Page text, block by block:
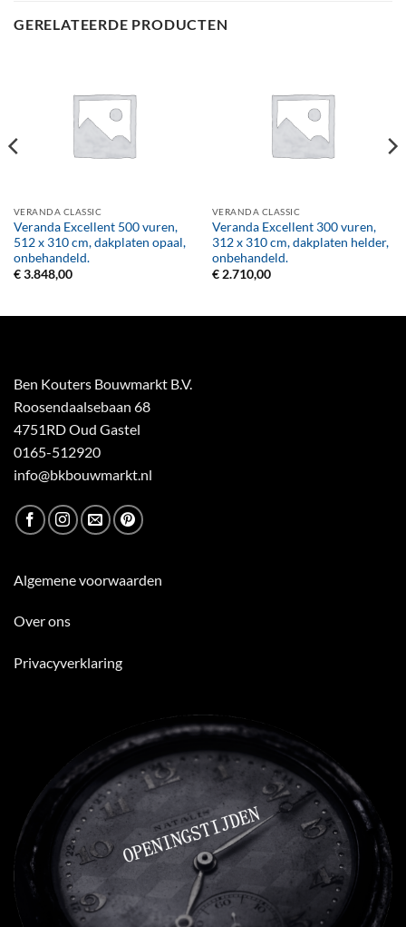
GERELATEERDE PRODUCTEN
VERANDA CLASSIC
Veranda Excellent 500 vuren,
512 x 310 cm, dakplaten opaal,
onbehandeld.
€3.848,00
VERANDA CLASSIC
Veranda Excellent 300 vuren,
312 x 310 cm, dakplaten helder,
onbehandeld.
€2.710,00
Ben Kouters Bouwmarkt B.V.
Roosendaalsebaan 68
4751RD Oud Gastel
0165-512920
info@bkbouwmarkt.nl
Algemene voorwaarden
Over ons
Privacyverklaring